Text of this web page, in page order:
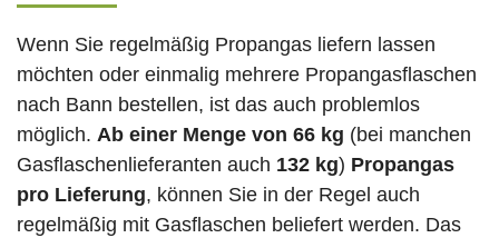
Wenn Sie regelmäßig Propangas liefern lassen
möchten oder einmalig mehrere Propangasflaschen
nach Bann bestellen, ist das auch problemlos
möglich. Ab einer Menge von 66 kg (bei manchen
Gasflaschenlieferanten auch 132 kg) Propangas
pro Lieferung, können Sie in der Regel auch
regelmäßig mit Gasflaschen beliefert werden. Das